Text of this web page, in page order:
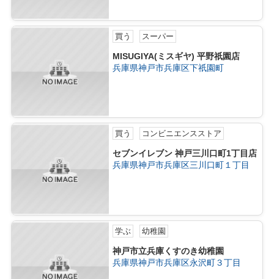
買う スーパー
MISUGIYA(ミスギヤ) 平野祇園店
兵庫県神戸市兵庫区下祇園町
買う コンビニエンスストア
セブンイレブン 神戸三川口町1丁目店
兵庫県神戸市兵庫区三川口町１丁目
学ぶ 幼稚園
神戸市立兵庫くすのき幼稚園
兵庫県神戸市兵庫区永沢町３丁目